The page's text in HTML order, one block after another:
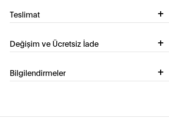
Teslimat
Değişim ve Ücretsiz İade
Bilgilendirmeler